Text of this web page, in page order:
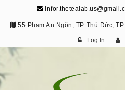
55 Phạm An Ngôn, TP. Thủ Đức,
Log In